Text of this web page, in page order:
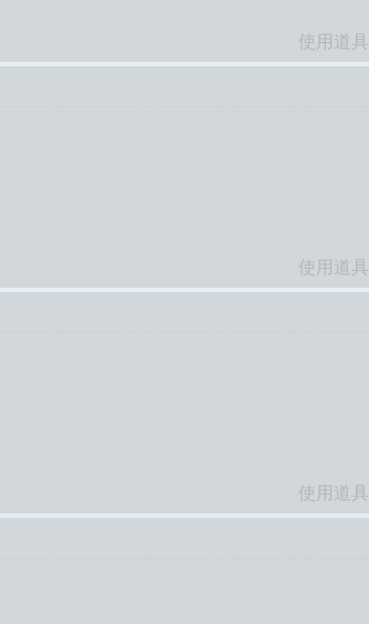
使用道具
使用道具
使用道具